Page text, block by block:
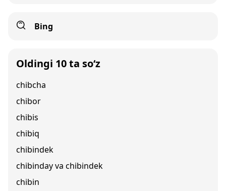
Bing
Oldingi 10 ta so‘z
chibcha
chibor
chibis
chibiq
chibindek
chibinday va chibindek
chibin